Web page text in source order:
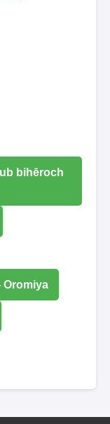
bihēroch
Oromiya